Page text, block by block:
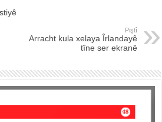
Piştî
Arracht kula xelaya Îrlandayê
tîne ser ekranê